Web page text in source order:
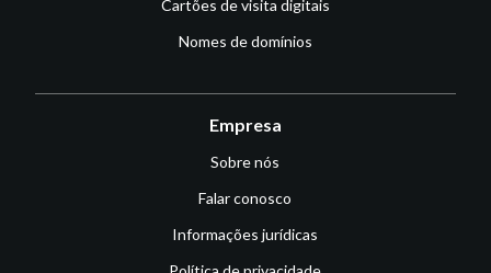
Cartões de visita digitais
Nomes de domínios
Empresa
Sobre nós
Falar conosco
Informações jurídicas